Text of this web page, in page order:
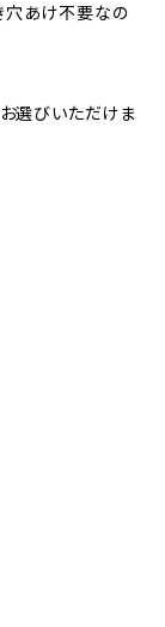
穴あけ不要なの
選びいただけま